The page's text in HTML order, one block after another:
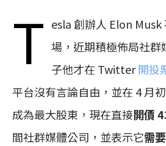
T esla 創辦人 Elon
場，近期積極佈局社
子他才在 Twitter開投
平台沒有言論自由，並在 4 月
成為最大股東，現在直接開價
間社群媒體公司，並表示它需